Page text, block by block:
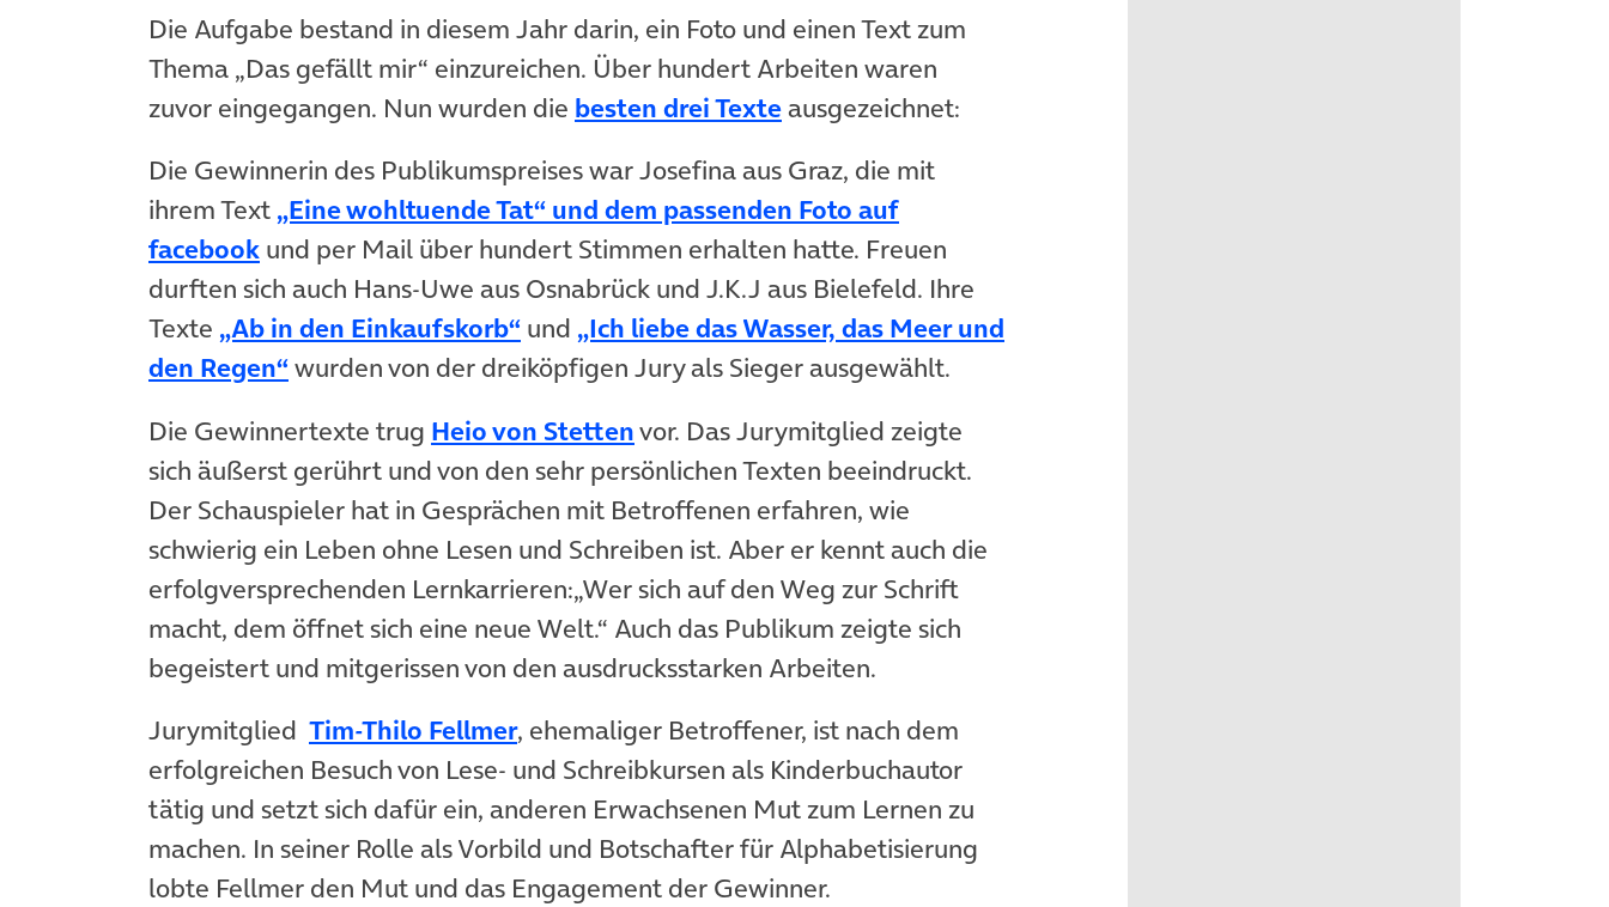
Die Aufgabe bestand in diesem Jahr darin, ein Foto und einen Text zum
Thema „Das gefällt mir“ einzureichen. Über hundert Arbeiten waren
zuvor eingegangen. Nun wurden die besten drei Texteausgezeichnet:
Die Gewinnerin des Publikumspreises war Josefina aus Graz, die mit
ihrem Text „Eine wohltuende Tat“ und dem passenden Foto auf
facebook und per Mail über hundert Stimmen erhalten hatte. Freuen
durften sich auch Hans-Uwe aus Osnabrück und J.K.J aus Bielefeld. Ihre
Texte „Ab in den Einkaufskorb“ und „Ich liebe das Wasser, das Meer und
den Regen“wurden von der dreiköpfigen Jury als Sieger ausgewählt.
Die Gewinnertexte trug Heio von Stettenvor. Das Jurymitglied zeigte
sich äußerst gerührt und von den sehr persönlichen Texten beeindruckt.
Der Schauspieler hat in Gesprächen mit Betroffenen erfahren, wie
schwierig ein Leben ohne Lesen und Schreiben ist. Aber er kennt auch die
erfolgversprechenden Lernkarrieren:„Wer sich auf den Weg zur Schrift
macht, dem öffnet sich eine neue Welt.“ Auch das Publikum zeigte sich
begeistert und mitgerissen von den ausdrucksstarken Arbeiten.
Jurymitglied Tim-Thilo Fellmer, ehemaliger Betroffener, ist nach dem
erfolgreichen Besuch von Lese- und Schreibkursen als Kinderbuchautor
tätig und setzt sich dafür ein, anderen Erwachsenen Mut zum Lernen zu
machen. In seiner Rolle als Vorbild und Botschafter für Alphabetisierung
lobte Fellmer den Mut und das Engagement der Gewinner.